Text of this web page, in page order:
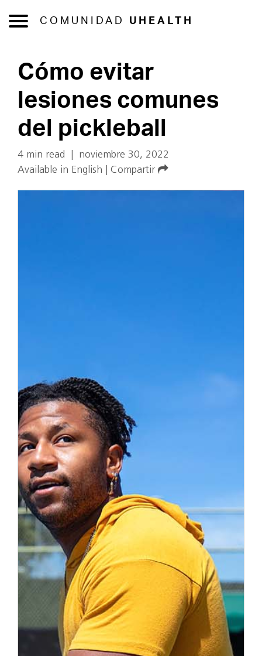
COMUNIDAD UHEALTH
Cómo evitar
lesiones comunes
del pickleball
4 min read
noviembre 30, 2022
Available in English
Compartir